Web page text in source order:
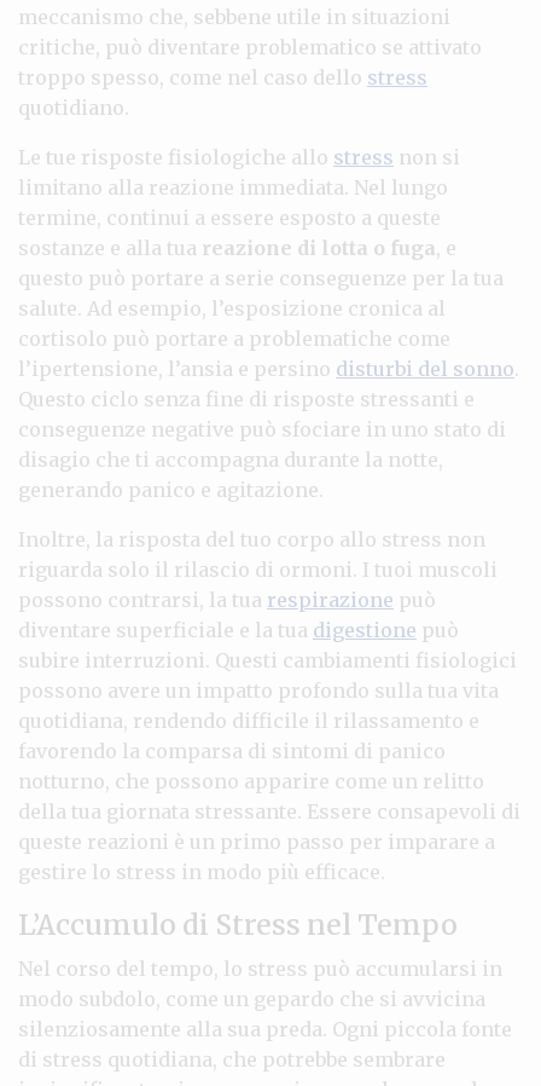
meccanismo che, sebbene utile in situazioni
critiche, può diventare problematico se attivato
troppo spesso, come nel caso dello stress
quotidiano.
Le tue risposte fisiologiche allo stress non si
limitano alla reazione immediata. Nel lungo
termine, continui a essere esposto a queste
sostanze e alla tua reazione di lotta o fuga, e
questo può portare a serie conseguenze per la tua
salute. Ad esempio, l’esposizione cronica al
cortisolo può portare a problematiche come
l’ipertensione, l’ansia e persino disturbi del sonno.
Questo ciclo senza fine di risposte stressanti e
conseguenze negative può sfociare in uno stato di
disagio che ti accompagna durante la notte,
generando panico e agitazione.
Inoltre, la risposta del tuo corpo allo stress non
riguarda solo il rilascio di ormoni. I tuoi muscoli
possono contrarsi, la tua respirazione può
diventare superficiale e la tua digestione può
subire interruzioni. Questi cambiamenti fisiologici
possono avere un impatto profondo sulla tua vita
quotidiana, rendendo difficile il rilassamento e
favorendo la comparsa di sintomi di panico
notturno, che possono apparire come un relitto
della tua giornata stressante. Essere consapevoli di
queste reazioni è un primo passo per imparare a
gestire lo stress in modo più efficace.
L’Accumulo di Stress nel Tempo
Nel corso del tempo, lo stress può accumularsi in
modo subdolo, come un gepardo che si avvicina
silenziosamente alla sua preda. Ogni piccola fonte
di stress quotidiana, che potrebbe sembrare